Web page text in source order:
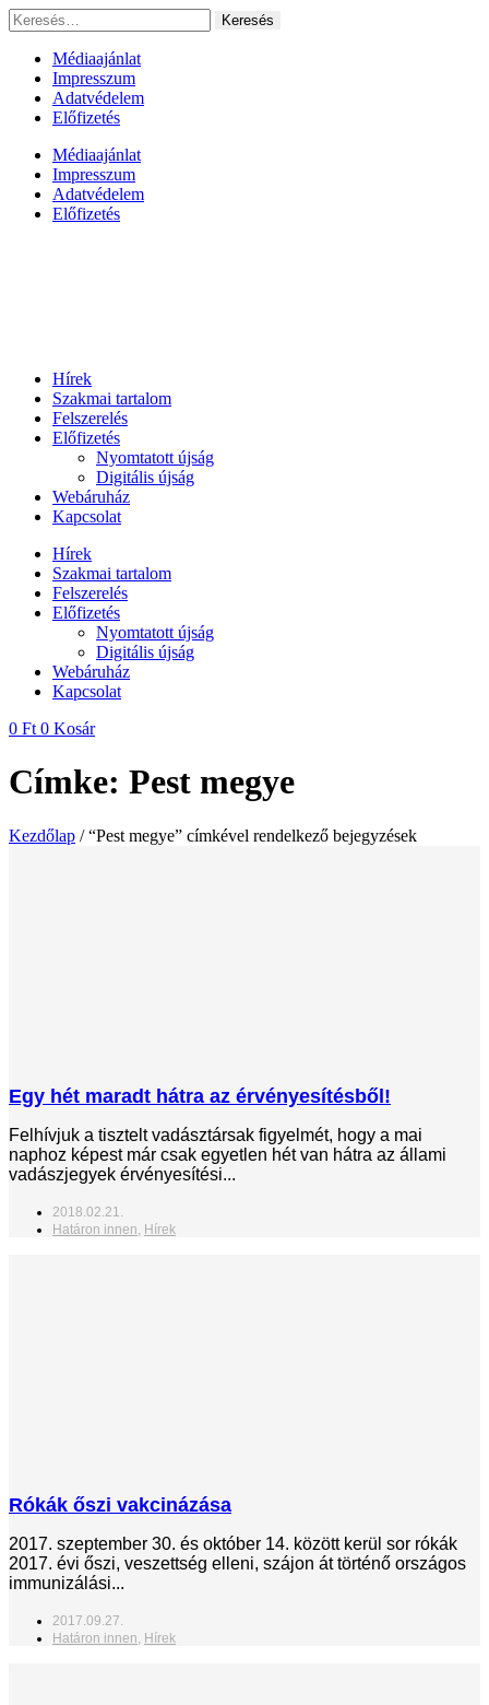
Ugrás
a
tartalomhoz
Keresés:
Médiaajánlat
Impresszum
Adatvédelem
Előfizetés
Médiaajánlat
Impresszum
Adatvédelem
Előfizetés
Hírek
Szakmai tartalom
Felszerelés
Előfizetés
Nyomtatott újság
Digitális újság
Webáruház
Kapcsolat
Hírek
Szakmai tartalom
Felszerelés
Előfizetés
Nyomtatott újság
Digitális újság
Webáruház
Kapcsolat
0 Ft 0 Kosár
Címke: Pest megye
Kezdőlap / “Pest megye” címkével rendelkező bejegyzések
Egy hét maradt hátra az érvényesítésből!
Felhívjuk a tisztelt vadásztársak figyelmét, hogy a mai
naphoz képest már csak egyetlen hét van hátra az állami
vadászjegyek érvényesítési...
2018.02.21.
Határon innen, Hírek
Rókák őszi vakcinázása
2017. szeptember 30. és október 14. között kerül sor rókák
2017. évi őszi, veszettség elleni, szájon át történő országos
immunizálási...
2017.09.27.
Határon innen Hírek